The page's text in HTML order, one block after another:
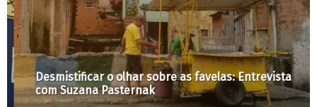
Desmistificar o olhar sobre as favelas: Entrevista
com Suzana Pasternak